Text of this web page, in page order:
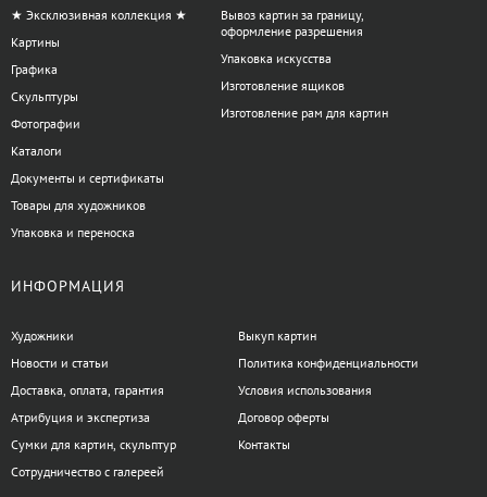
★ Эксклюзивная коллекция ★
Картины
Графика
Скульптуры
Фотографии
Каталоги
Документы и сертификаты
Товары для художников
Упаковка и переноска
Вывоз картин за границу,
оформление разрешения
Упаковка искусства
Изготовление ящиков
Изготовление рам для картин
ИНФОРМАЦИЯ
Художники
Новости и статьи
Доставка, оплата, гарантия
Атрибуция и экспертиза
Сумки для картин, скульптур
Сотрудничество с галереей
Выкуп картин
Политика конфиденциальности
Условия использования
Договор оферты
Контакты